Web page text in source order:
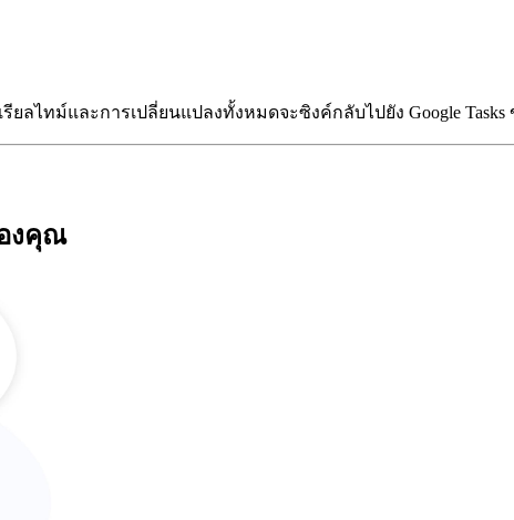
ลไทม์และการเปลี่ยนแปลงทั้งหมดจะซิงค์กลับไปยัง Google Tasks
งคุณ